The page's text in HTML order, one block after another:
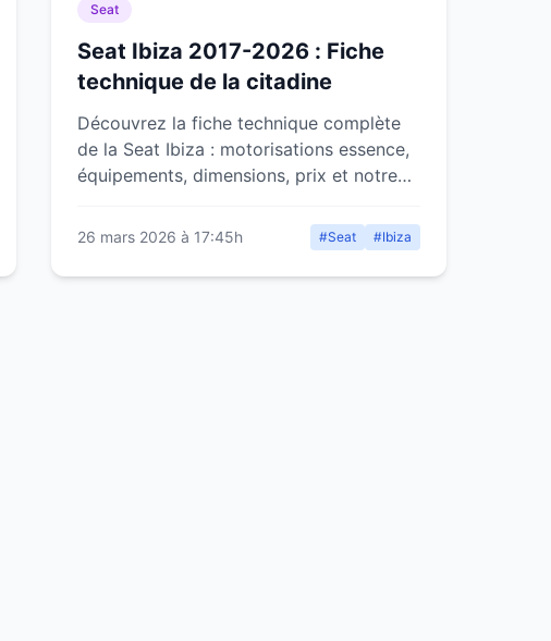
Seat
Seat Ibiza 2017-2026 : Fiche
technique de la citadine
Découvrez la fiche technique complète
de la Seat Ibiza : motorisations essence,
équipements, dimensions, prix et notre
espagnole.
26 mars 2026 à 17:45h #Seat #Ibiza